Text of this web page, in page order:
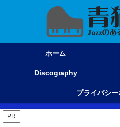
ホーム
Discography
プライバシー
PR